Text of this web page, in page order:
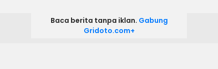
Baca berita tanpa iklan. Gabung
Gridoto.com+